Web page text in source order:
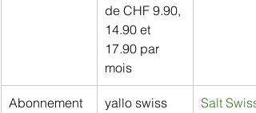
de CHF 9.90,
14.90 et
17.90 par
mois
Abonnement
yallo swiss
Salt Swiss